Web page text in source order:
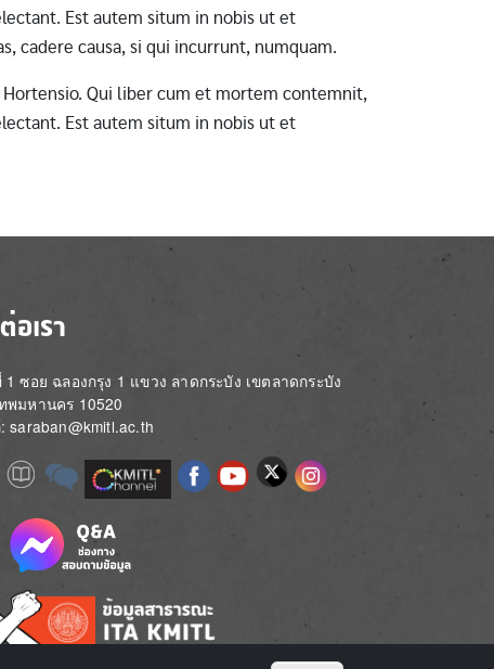
Est autem situm in nobis ut et
cadere causa, si qui incurrunt, numquam.
Qui liber cum et mortem contemnit,
Est autem situm in nobis ut et
อเรา
1 ซอย ฉลองกรุง 1 แขวง ลาดกระบัง เขตลาดกระบัง
พมหานคร 10520
saraban@kmitl.ac.th
ImageImage Image ImageImageImageImage
Image